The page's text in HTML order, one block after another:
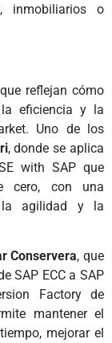
inmobiliarios o
reflejan cómo
eficiencia y la
Uno de los
, donde se aplica
with SAP que
cero, con una
la agilidad y la
Conservera, que
SAP ECC a SAP
Factory de
mantener el
mejorar el